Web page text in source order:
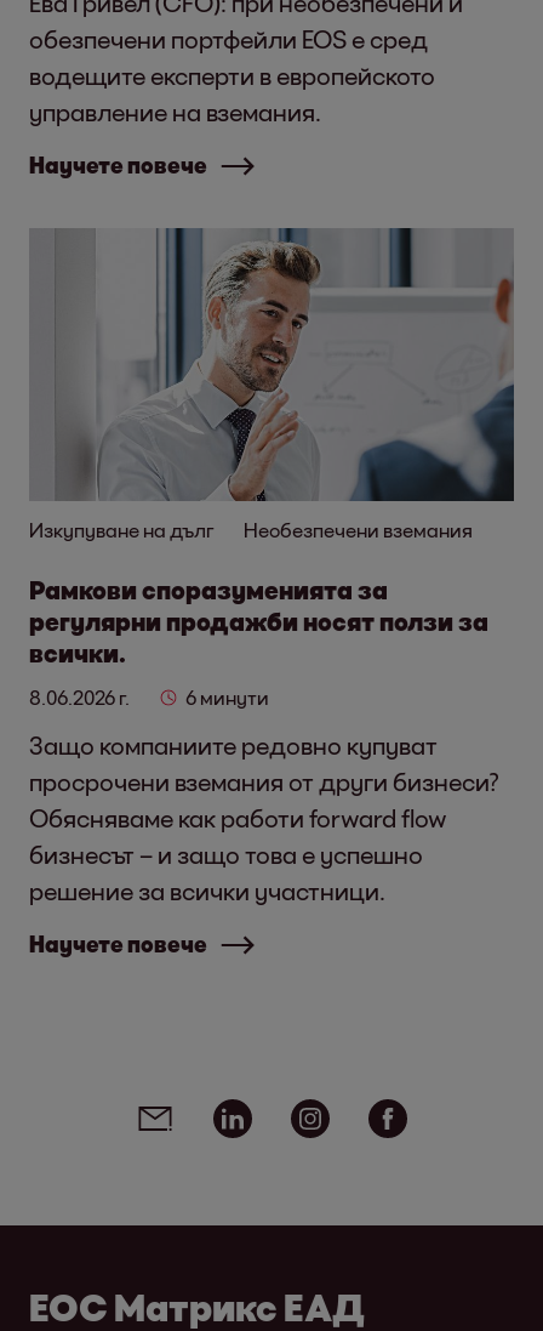
обезпечени портфейли EOS е сред
водещите експерти в европейското
управление на вземания.
Научете повече
Изкупуване на дълг Необезпечени вземания
Рамкови споразуменията за
регулярни продажби носят ползи за
всички.
8.06.2026 г. 6 минути
Защо компаниите редовно купуват
просрочени вземания от други бизнеси?
Обясняваме как работи forward flow
бизнесът – и защо това е успешно
решение за всички участници.
Научете повече
Social media links - share article
Email Linkedin Instagram
ЕОС Матрикс ЕАД